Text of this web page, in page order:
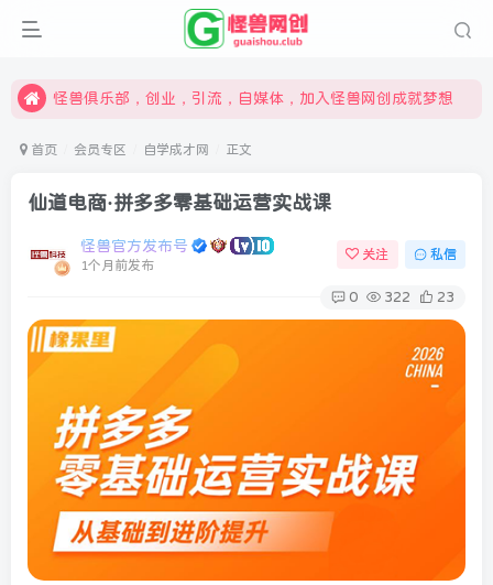
限时开通会员更享折扣，超高返佣
怪兽俱乐部，创业，引流，自媒体，加入怪兽网创成就梦想
首页 会员专区 自学成才网 正文
仙道电商·拼多多零基础运营实战课
怪兽官方发布号
1个月前发布
关注 私信
0 322 23